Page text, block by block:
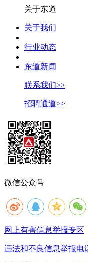
关于东道
关于我们
行业动态
东道新闻
联系我们>>
招聘通道>>
微信公众号
网上有害信息举报专区
违法和不良信息举报电